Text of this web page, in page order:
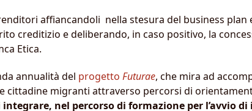
affiancandoli nella stesura del business plan
creditizio e deliberando, in caso positivo, la
Etica.
annualità del progetto Futurae, che mira ad
cittadine migranti attraverso percorsi di
integrare, nel percorso di formazione per l’avvio